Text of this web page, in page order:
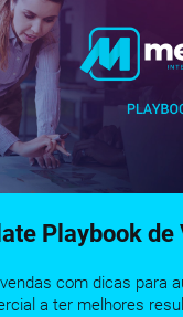
Playbook de
com dicas para
a ter melhores